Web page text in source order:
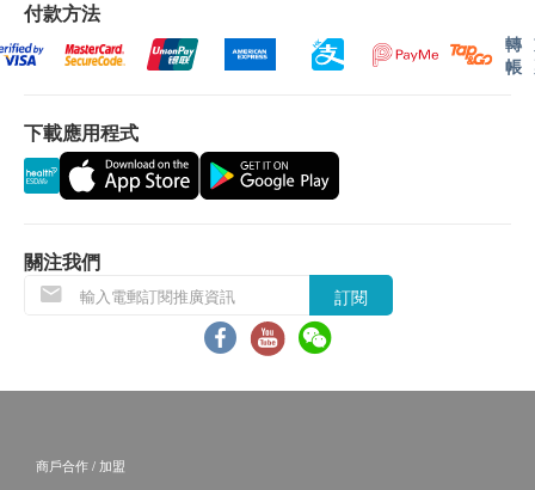
大便 重點項目
大便黏度
大便潛血 (大腸直腸癌篩査)
幽門螺桿菌大便試驗
2 基本項目
醫生諮詢
病歷及健康問卷調查
英文）。
體檢報告會在體檢後14日內發送，客戶可選擇以下
途徑查看體檢報告：
預留的手機號短信息內，點擊鏈接即可查看；
登入【卓正醫療】小程式查看報告；
預留E-mail，發送至郵箱內查看。
話 / 廣東話 / 英語講解），客戶可選擇以下渠道：
電話講解：需至少提前1日預約具體時間（預約
聯絡電話：+852 5168 9180），醫生會按預約
時間主動聯絡客戶。
當面講解：需至少提前1日預約具體時間（預約
付款方法
轉
帳
下載應用程式
關注我們
訂閱
商戶合作 / 加盟